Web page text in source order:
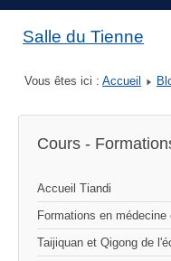
Salle du Tienne
Vous êtes ici : Accueil
Cours -
Accueil Tiandi
Formations en
Taijiquan et Qigong de